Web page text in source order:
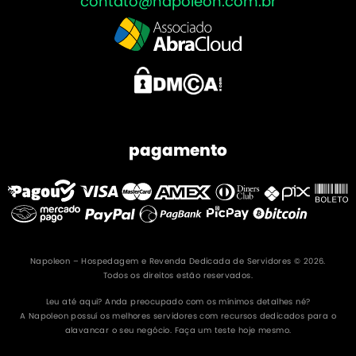
pagamento
Napoleon – Hospedagem e Revenda Dedicada de Servidores © 2026.
Todos os direitos estão reservados.
Leu até aqui? Anda preocupado com os mínimos detalhes né?
A Napoleon possuí os melhores servidores com recursos dedicados para o
alavancar o seu negócio. Faça um teste hoje mesmo.